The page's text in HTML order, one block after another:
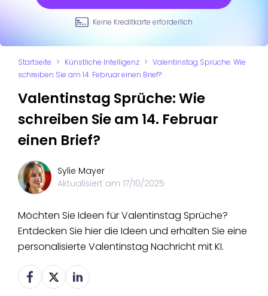
Keine Kreditkarte erforderlich
Startseite > Künstliche Intelligenz > Valentinstag Sprüche: Wie
schreiben Sie am 14. Februar einen Brief?
Valentinstag Sprüche: Wie
schreiben Sie am 14. Februar
einen Brief?
Sylie Mayer
Aktualisiert am 17/10/2025
Möchten Sie Ideen für Valentinstag Sprüche?
Entdecken Sie hier die Ideen und erhalten Sie eine
personalisierte Valentinstag Nachricht mit KI.